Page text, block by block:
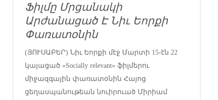
Ֆիլմը Մրցանակի
Արժանացած Է Նիւ Եորքի
Փառատօնին
(ՅՈՒՍԱԲԵՐ) Նիւ Եորքի մէջ Մարտի 15-էն 22
կայացած «Socially relevant» ֆիլմերու
միջազգային փառատօնին Հայոց
ցեղասպանութեան նուիրուած Միրիամ